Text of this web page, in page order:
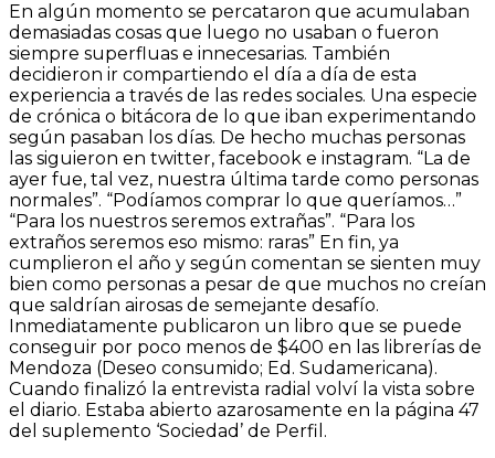
En algún momento se percataron que acumulaban
demasiadas cosas que luego no usaban o fueron
siempre superfluas e innecesarias. También
decidieron ir compartiendo el día a día de esta
experiencia a través de las redes sociales. Una especie
de crónica o bitácora de lo que iban experimentando
según pasaban los días. De hecho muchas personas
las siguieron en twitter, facebook e instagram. “La de
ayer fue, tal vez, nuestra última tarde como personas
normales”. “Podíamos comprar lo que queríamos…”
“Para los nuestros seremos extrañas”. “Para los
extraños seremos eso mismo: raras” En fin, ya
cumplieron el año y según comentan se sienten muy
bien como personas a pesar de que muchos no creían
que saldrían airosas de semejante desafío.
Inmediatamente publicaron un libro que se puede
conseguir por poco menos de $400 en las librerías de
Mendoza (Deseo consumido; Ed. Sudamericana).
Cuando finalizó la entrevista radial volví la vista sobre
el diario. Estaba abierto azarosamente en la página 47
del suplemento ‘Sociedad’ de Perfil.